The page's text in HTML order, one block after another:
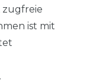
ist mit